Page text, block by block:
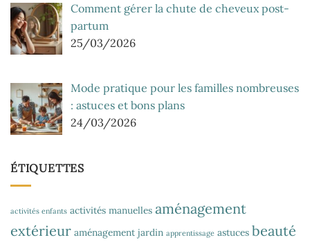
Comment gérer la chute de cheveux post-
partum
25/03/2026
Mode pratique pour les familles nombreuses
: astuces et bons plans
24/03/2026
ÉTIQUETTES
activités enfants activités manuelles aménagement
extérieur aménagement jardin apprentissage astuces beauté